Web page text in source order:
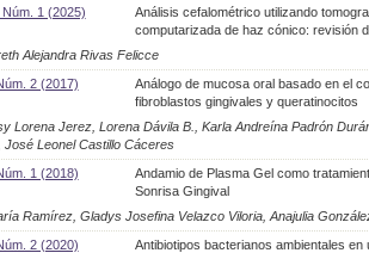
Núm. 1 (2025)
Análisis cefalométrico utilizando
computarizada de haz cónico: revisión
Alejandra Rivas Felicce
2 (2017)
Análogo de mucosa oral basado en el
fibroblastos gingivales y queratinocitos
Lorena Jerez, Lorena Dávila B., Karla Andreína Padrón
José Leonel Castillo Cáceres
1 (2018)
Andamio de Plasma Gel como
Sonrisa Gingival
Ramírez, Gladys Josefina Velazco Viloria, Anajulia
2 (2020)
Antibiotipos bacterianos ambientales en